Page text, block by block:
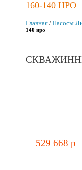
160-140 НРО
Главная/ Насосы
140 нро
529 668 p